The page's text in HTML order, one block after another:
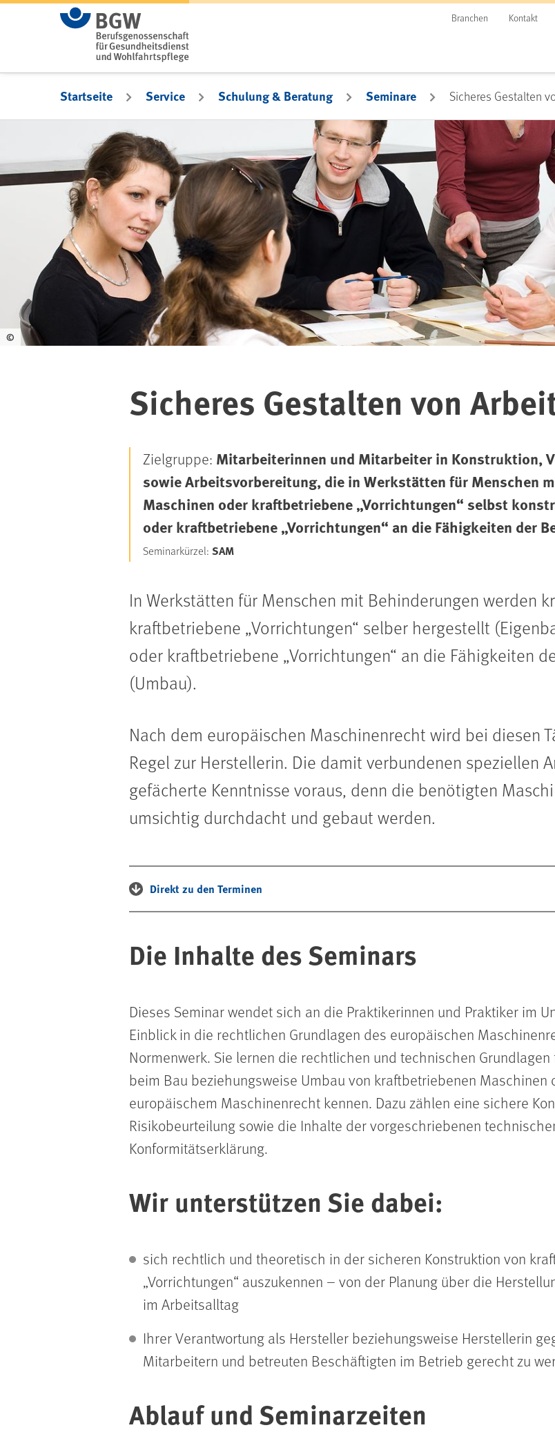
Zum Hauptinhalt springen Branchen Kontakt
Startseite Service Schulung & Beratung Seminare Sicheres Gestalten
©
Sicheres Gestalten von
Zielgruppe: Mitarbeiterinnen und Mitarbeiter in Konstruktion,
sowie Arbeitsvorbereitung, die in Werkstätten für Menschen
Maschinen oder kraftbetriebene „Vorrichtungen“ selbst
oder kraftbetriebene „Vorrichtungen“ an die Fähigkeiten der
Seminarkürzel: SAM
In Werkstätten für Menschen mit Behinderungen werden
kraftbetriebene „Vorrichtungen“ selber hergestellt
oder kraftbetriebene „Vorrichtungen“ an die Fähigkeiten
(Umbau).
Nach dem europäischen Maschinenrecht wird bei diesen
Regel zur Herstellerin. Die damit verbundenen speziellen
gefächerte Kenntnisse voraus, denn die benötigten
umsichtig durchdacht und gebaut werden.
Direkt zu den Terminen
Die Inhalte des Seminars
Dieses Seminar wendet sich an die Praktikerinnen und Praktiker im
Einblick in die rechtlichen Grundlagen des europäischen
Normenwerk. Sie lernen die rechtlichen und technischen
beim Bau beziehungsweise Umbau von kraftbetriebenen Maschinen
europäischem Maschinenrecht kennen. Dazu zählen eine sichere
Risikobeurteilung sowie die Inhalte der vorgeschriebenen
Konformitätserklärung.
Wir unterstützen Sie dabei:
sich rechtlich und theoretisch in der sicheren Konstruktion von
„Vorrichtungen“ auszukennen – von der Planung über die
im Arbeitsalltag
Ihrer Verantwortung als Hersteller beziehungsweise Herstellerin
Mitarbeitern und betreuten Beschäftigten im Betrieb gerecht zu
Ablauf und Seminarzeiten